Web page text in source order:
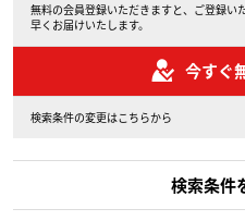
無料の会員登録いただきますと、ご登録い
早くお届けいたします。
今すぐ
検索条件の変更はこちらから
検索条件